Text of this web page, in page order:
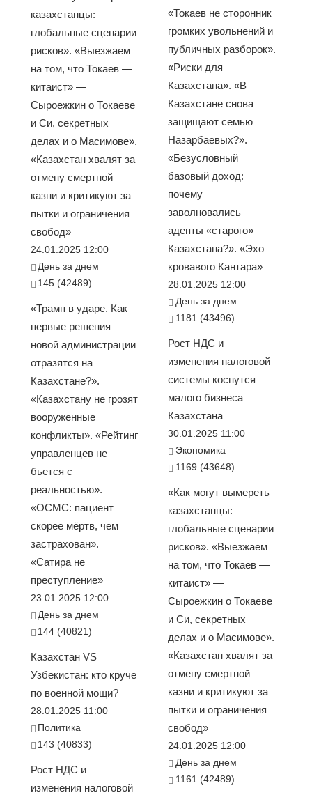
казахстанцы:
глобальные сценарии
рисков». «Выезжаем
на том, что Токаев —
китаист» —
Сыроежкин о Токаеве
и Си, секретных
делах и о Масимове».
«Казахстан хвалят за
отмену смертной
казни и критикуют за
пытки и ограничения
свобод»
24.01.2025 12:00
День за днем
145 (42489)
«Трамп в ударе. Как
первые решения
новой администрации
отразятся на
Казахстане?».
«Казахстану не грозят
вооруженные
конфликты». «Рейтинг
управленцев не
бьется с
реальностью».
«ОСМС: пациент
скорее мёртв, чем
застрахован».
«Сатира не
преступление»
23.01.2025 12:00
День за днем
144 (40821)
Казахстан VS
Узбекистан: кто круче
по военной мощи?
28.01.2025 11:00
Политика
143 (40833)
Рост НДС и
изменения налоговой
«Токаев не сторонник
громких увольнений и
публичных разборок».
«Риски для
Казахстана». «В
Казахстане снова
защищают семью
Назарбаевых?».
«Безусловный
базовый доход:
почему
заволновались
адепты «старого»
Казахстана?». «Эхо
кровавого Кантара»
28.01.2025 12:00
День за днем
1181 (43496)
Рост НДС и
изменения налоговой
системы коснутся
малого бизнеса
Казахстана
30.01.2025 11:00
Экономика
1169 (43648)
«Как могут вымереть
казахстанцы:
глобальные сценарии
рисков». «Выезжаем
на том, что Токаев —
китаист» —
Сыроежкин о Токаеве
и Си, секретных
делах и о Масимове».
«Казахстан хвалят за
отмену смертной
казни и критикуют за
пытки и ограничения
свобод»
24.01.2025 12:00
День за днем
1161 (42489)